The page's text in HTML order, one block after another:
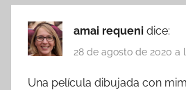
amai requeni dice:
28 de agosto de 2020 a
Una película dibujada con